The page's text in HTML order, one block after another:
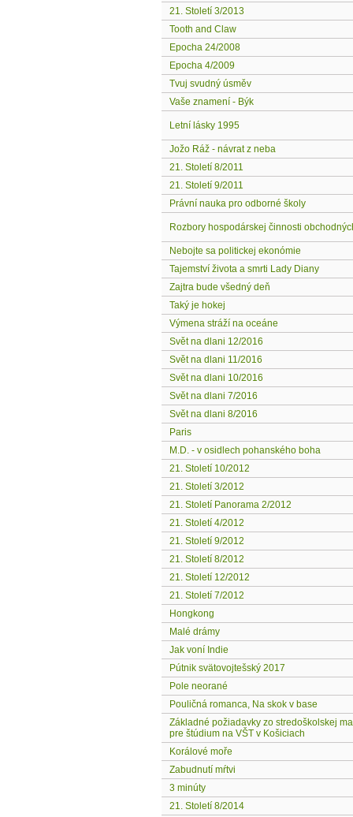
21. Století 3/2013
Tooth and Claw
Epocha 24/2008
Epocha 4/2009
Tvuj svudný úsměv
Vaše znamení - Býk
Letní lásky 1995
Jožo Ráž - návrat z neba
21. Století 8/2011
21. Století 9/2011
Právní nauka pro odborné školy
Rozbory hospodárskej činnosti
Nebojte sa politickej ekonómie
Tajemství života a smrti Lady Diany
Zajtra bude všedný deň
Taký je hokej
Výmena stráží na oceáne
Svět na dlani 12/2016
Svět na dlani 11/2016
Svět na dlani 10/2016
Svět na dlani 7/2016
Svět na dlani 8/2016
Paris
M.D. - v osidlech pohanského boha
21. Století 10/2012
21. Století 3/2012
21. Století Panorama 2/2012
21. Století 4/2012
21. Století 9/2012
21. Století 8/2012
21. Století 12/2012
21. Století 7/2012
Hongkong
Malé drámy
Jak voní Indie
Pútnik svätovojtešský 2017
Pole neorané
Pouličná romanca, Na skok v base
Základné požiadavky zo stredoškolskej
pre štúdium na VŠT v Košiciach
Korálové moře
Zabudnutí mŕtvi
3 minúty
21. Století 8/2014